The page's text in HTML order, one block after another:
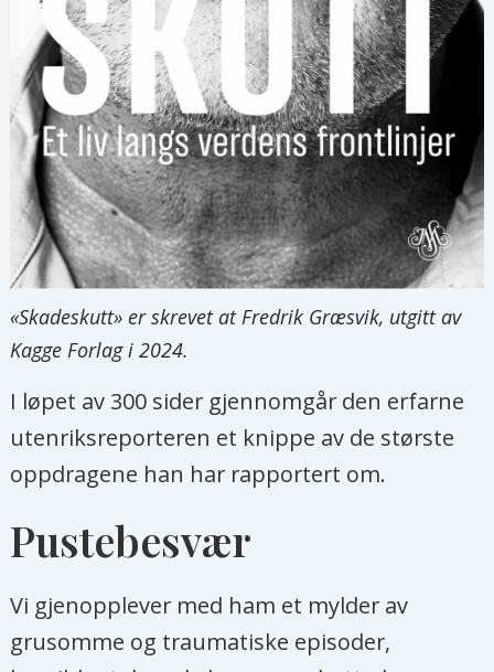
«Skadeskutt» er skrevet at Fredrik Græsvik, utgitt av
Kagge Forlag i 2024.
I løpet av 300 sider gjennomgår den erfarne
utenriksreporteren et knippe av de største
oppdragene han har rapportert om.
Pustebesvær
Vi gjenopplever med ham et mylder av
grusomme og traumatiske episoder,